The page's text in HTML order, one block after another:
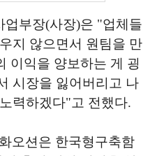
업부장(사장)은 "업체들
지 않으면서 원팀을 만
이익을 양보하는 게 굉
시장을 잃어버리고 나
력하겠다"고 전했다.
오션은 한국형구축함